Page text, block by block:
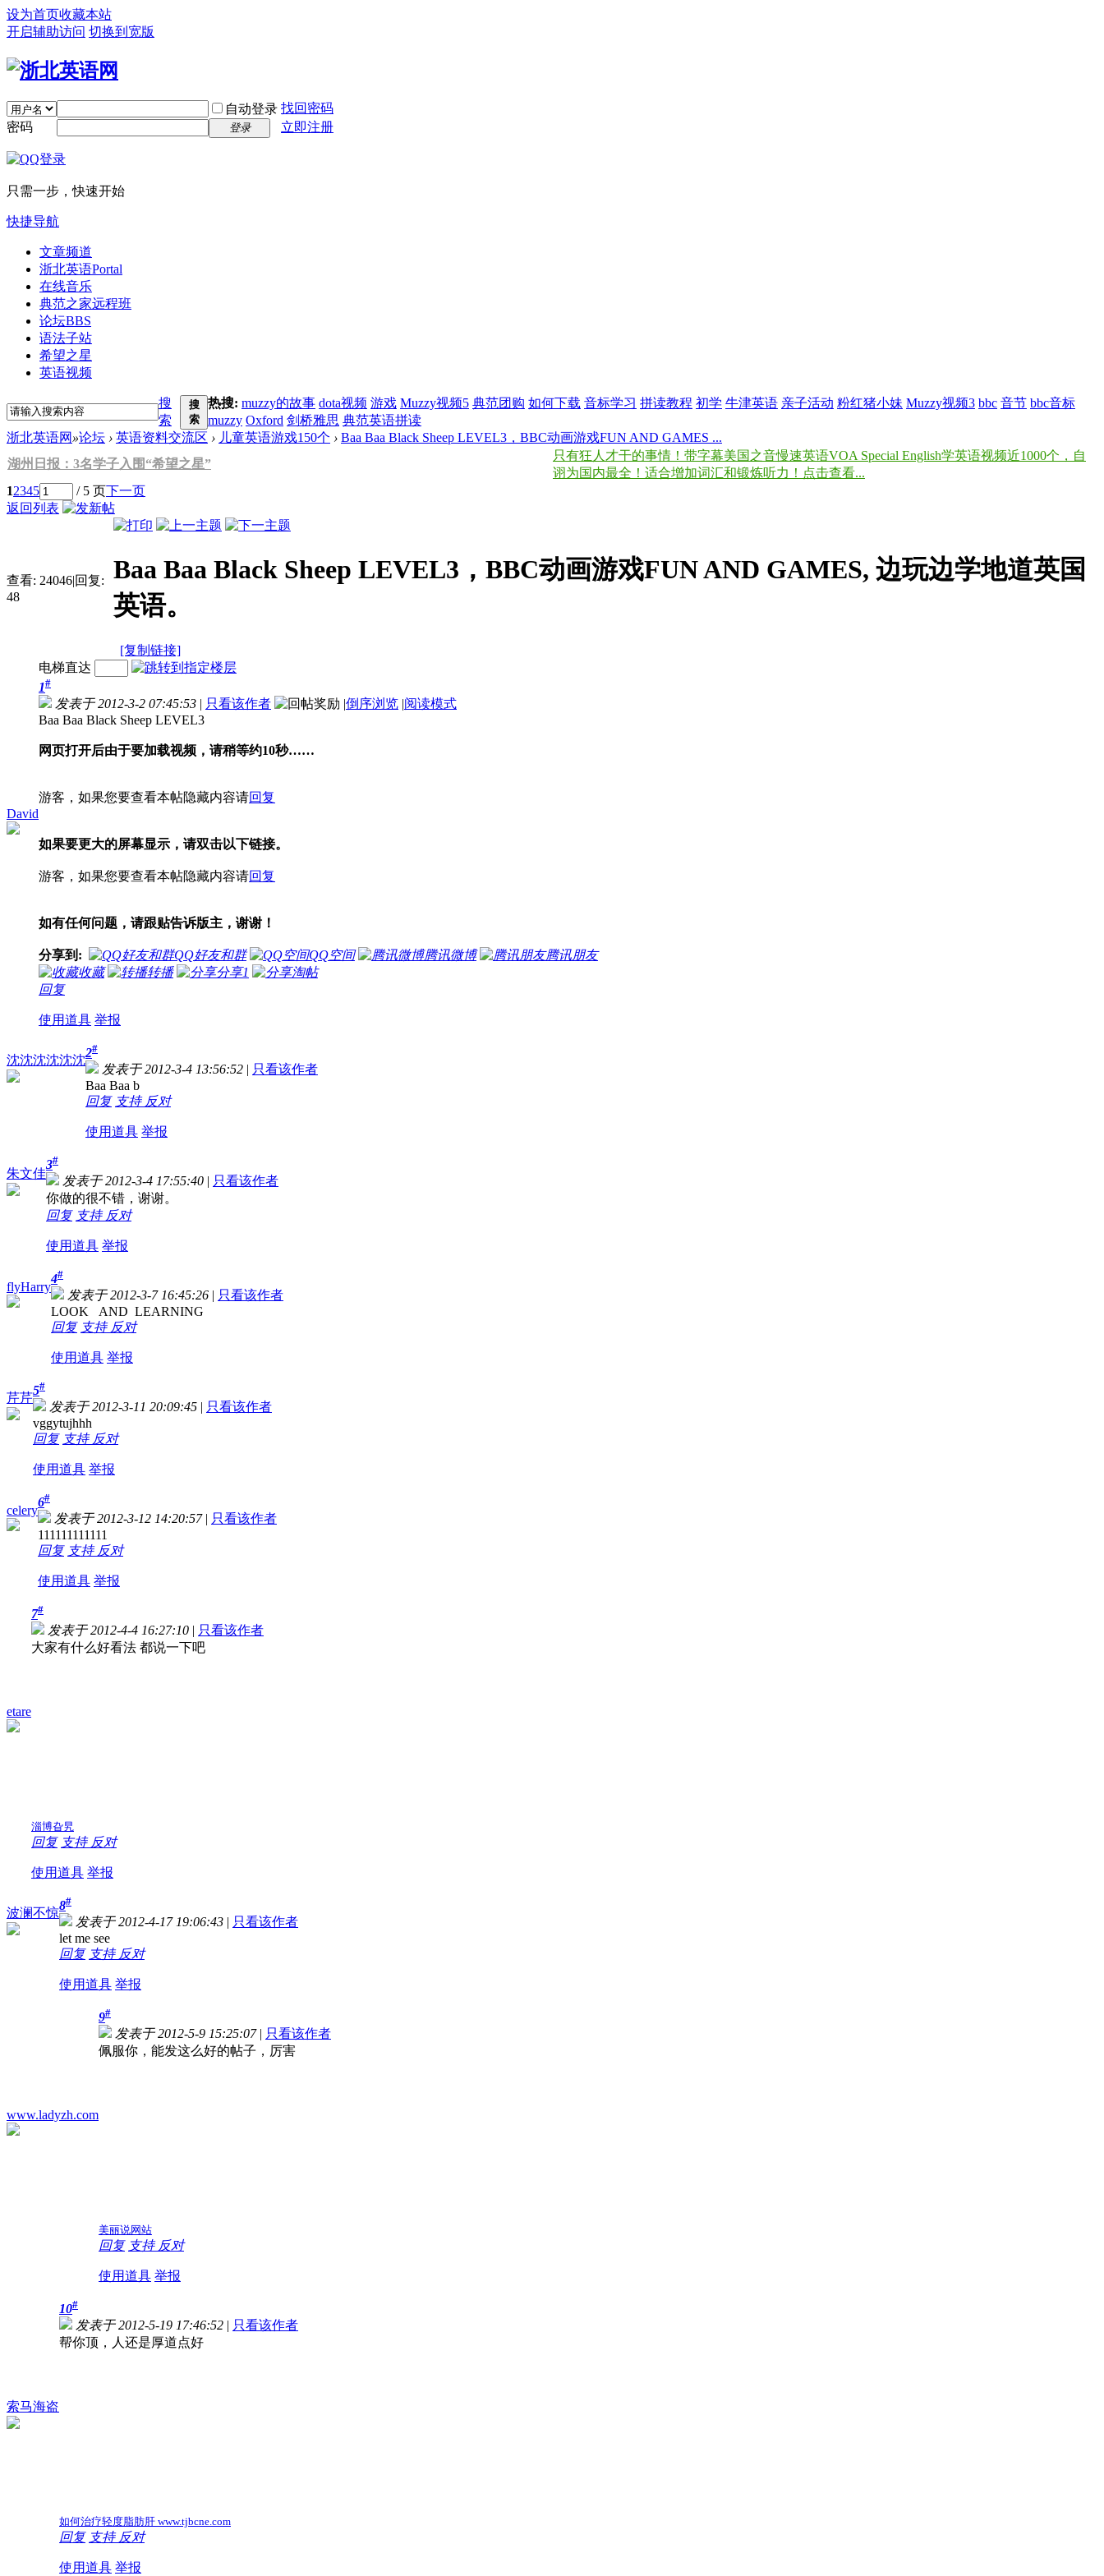
设为首页收藏本站
开启辅助访问 切换到宽版
自动登录 找回密码
密码
登录 立即注册
只需一步，快速开始
快捷导航
文章频道
浙北英语Portal
在线音乐
典范之家远程班
论坛BBS
语法子站
希望之星
英语视频
搜
索
搜
索
热搜: muzzy的故事 dota视频 游戏 Muzzy视频5 典范团购 如何下载 音标学习 拼读教程 初学 牛津英语 亲子活动 粉红猪小妹 Muzzy视频3 bbc 音节 bbc音标
muzzy Oxford 剑桥雅思 典范英语拼读
浙北英语网 »论坛 › 英语资料交流区 › 儿童英语游戏150个 › Baa Baa Black Sheep LEVEL3，BBC动画游戏FUN AND GAMES ...
湖州日报：3名学子入围“希望之星”
只有狂人才干的事情！带字幕美国之音慢速英语VOA Special English学英语视频近1000个，自
诩为国内最全！适合增加词汇和锻炼听力！点击查看...
12345 / 5 页下一页
返回列表
查看: 24046|回复:
48
Baa Baa Black Sheep LEVEL3，BBC动画游戏FUN AND GAMES, 边玩边学地道英国
英语。
[复制链接]
David
电梯直达
1#
发表于 2012-3-2 07:45:53 | 只看该作者 |倒序浏览 |阅读模式
Baa Baa Black Sheep LEVEL3
网页打开后由于要加载视频，请稍等约10秒……
游客，如果您要查看本帖隐藏内容请回复
如果要更大的屏幕显示，请双击以下链接。
游客，如果您要查看本帖隐藏内容请回复
如有任何问题，请跟贴告诉版主，谢谢！
分享到: QQ好友和群 QQ空间 腾讯微博
腾讯朋友
收藏
转播 分享1
淘帖
回复
使用道具 举报
沈沈沈沈沈沈
2#
发表于 2012-3-4 13:56:52 | 只看该作者
Baa Baa b
回复 支持 反对
使用道具 举报
朱文佳
3#
发表于 2012-3-4 17:55:40 | 只看该作者
你做的很不错，谢谢。
回复 支持 反对
使用道具 举报
flyHarry
4#
发表于 2012-3-7 16:45:26 | 只看该作者
LOOK AND LEARNING
回复 支持 反对
使用道具 举报
芹芹
5#
发表于 2012-3-11 20:09:45 | 只看该作者
vggytujhhh
回复 支持 反对
使用道具 举报
celery
6#
发表于 2012-3-12 14:20:57 | 只看该作者
111111111111
回复 支持 反对
使用道具 举报
etare
7#
发表于 2012-4-4 16:27:10 | 只看该作者
大家有什么好看法 都说一下吧
淄博旮旯
回复 支持 反对
使用道具 举报
波澜不惊
8#
发表于 2012-4-17 19:06:43 | 只看该作者
let me see
回复 支持 反对
使用道具 举报
www.ladyzh.com
9#
发表于 2012-5-9 15:25:07 | 只看该作者
佩服你，能发这么好的帖子，厉害
美丽说网站
回复 支持 反对
使用道具 举报
索马海盗
10#
发表于 2012-5-19 17:46:52 | 只看该作者
帮你顶，人还是厚道点好
如何治疗轻度脂肪肝 www.tjbcne.com
回复 支持 反对
使用道具 举报